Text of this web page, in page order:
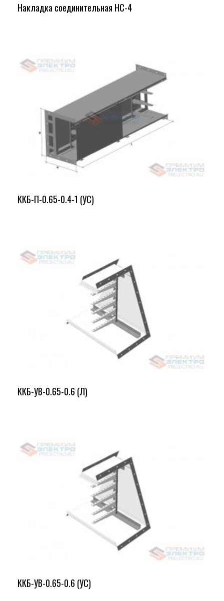
Накладка соединительная НС-4
ККБ-П-0.65-0.4-1 (УС)
ККБ-УВ-0.65-0.6 (Л)
ККБ-УВ-0.65-0.6 (УС)